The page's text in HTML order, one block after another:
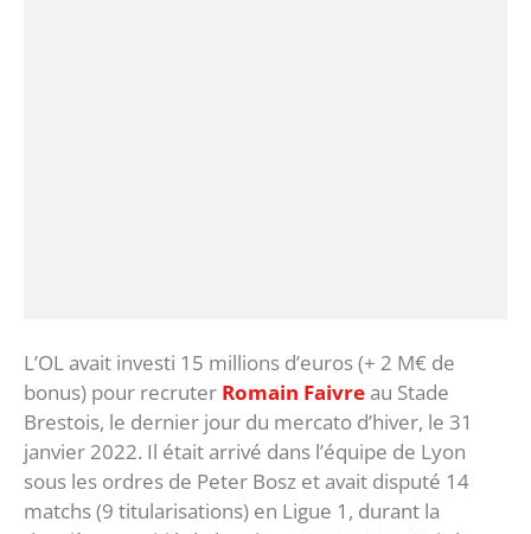
L’OL avait investi 15 millions d’euros (+ 2 M€ de
bonus) pour recruter Romain Faivreau Stade
Brestois, le dernier jour du mercato d’hiver, le 31
janvier 2022. Il était arrivé dans l’équipe de Lyon
sous les ordres de Peter Bosz et avait disputé 14
matchs (9 titularisations) en Ligue 1, durant la